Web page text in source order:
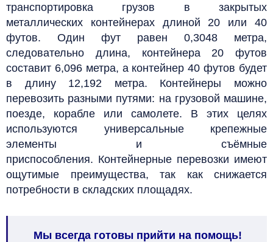
транспортировка грузов в закрытых
металлических контейнерах длиной 20 или 40
футов. Один фут равен 0,3048 метра,
следовательно длина, контейнера 20 футов
составит 6,096 метра, а контейнер 40 футов будет
в длину 12,192 метра. Контейнеры можно
перевозить разными путями: на грузовой машине,
поезде, корабле или самолете. В этих целях
используются универсальные крепежные
элементы и съёмные
приспособления. Контейнерные перевозки имеют
ощутимые преимущества, так как снижается
потребности в складских площадях.
Мы всегда готовы прийти на помощь!